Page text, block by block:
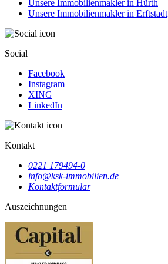
Unsere Immobilienmakler in Hürth
Unsere Immobilienmakler in Erftstadt
Social
Facebook
Instagram
XING
LinkedIn
Kontakt
0221 179494-0
info@ksk-immobilien.de
Kontaktformular
Auszeichnungen